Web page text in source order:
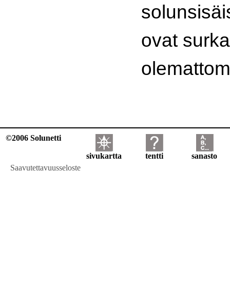
ovat
©2006 Solunetti
sivukartta tentti
sanasto
Saavutettavuusseloste